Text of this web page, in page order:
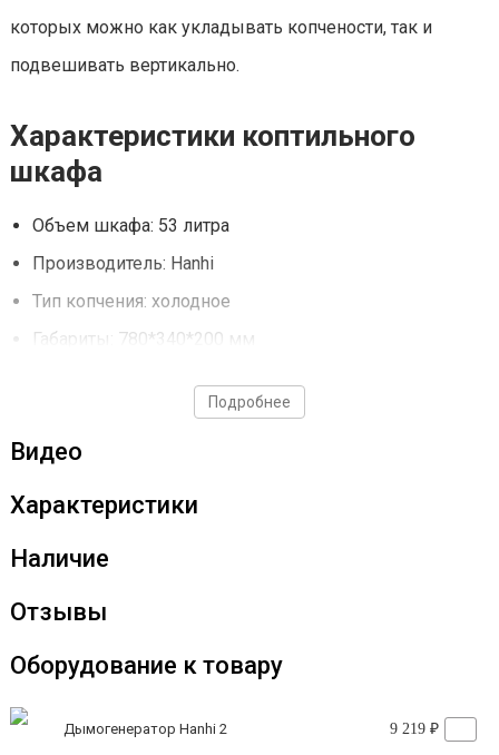
которых можно как укладывать копчености, так и
подвешивать вертикально.
Характеристики коптильного
шкафа
Объем шкафа: 53 литра
Производитель: Hanhi
Тип копчения: холодное
Габариты: 780*340*200 мм
Комплектация
Шкаф из нержавейки — 1 шт
Термометр электронный — 1 шт
Подробнее
Видео
Характеристики
Наличие
Отзывы
Оборудование к товару
Дымогенератор Hanhi 2 9 219 ₽